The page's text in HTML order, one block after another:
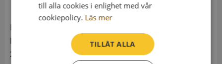
Löberöd 135
241 94 Hurva
till alla cookies i enlighet med vår
cookiepolicy. Läs mer
TILLÅT ALLA